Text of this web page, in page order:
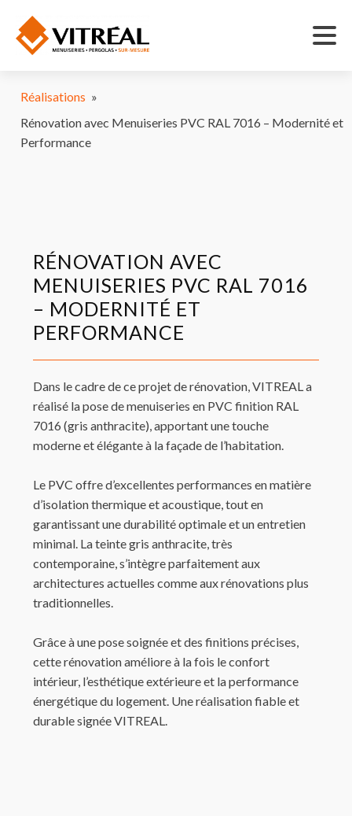
Réalisations »
Rénovation avec Menuiseries PVC RAL 7016 – Modernité et
Performance
RÉNOVATION AVEC
MENUISERIES PVC RAL 7016
– MODERNITÉ ET
PERFORMANCE
Dans le cadre de ce projet de rénovation, VITREAL a
réalisé la pose de menuiseries en PVC finition RAL
7016 (gris anthracite), apportant une touche
moderne et élégante à la façade de l’habitation.
Le PVC offre d’excellentes performances en matière
d’isolation thermique et acoustique, tout en
garantissant une durabilité optimale et un entretien
minimal. La teinte gris anthracite, très
contemporaine, s’intègre parfaitement aux
architectures actuelles comme aux rénovations plus
traditionnelles.
Grâce à une pose soignée et des finitions précises,
cette rénovation améliore à la fois le confort
intérieur, l’esthétique extérieure et la performance
énergétique du logement. Une réalisation fiable et
durable signée VITREAL.